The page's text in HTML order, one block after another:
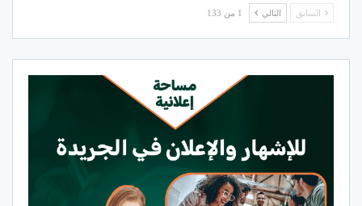
السابق التالي 1 من 133